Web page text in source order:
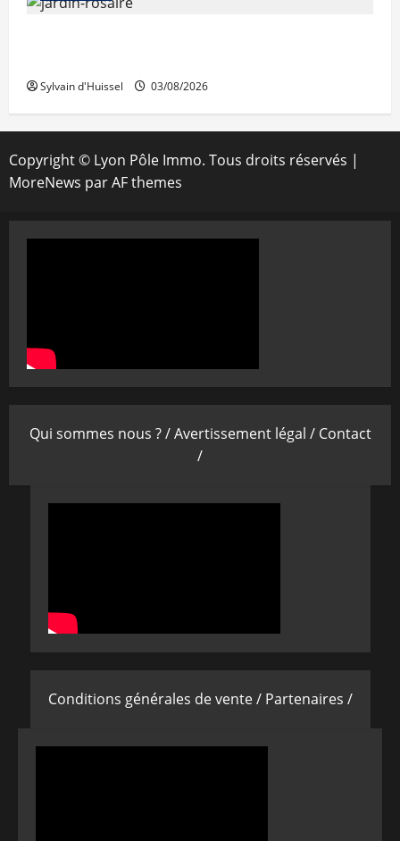
Sylvain d'Huissel 03/08/2026
Copyright © Lyon Pôle Immo. Tous droits réservés |
MoreNews par AF themes
Qui sommes nous ? /Avertissement légal / Contact
/
Conditions générales de vente / Partenaires /